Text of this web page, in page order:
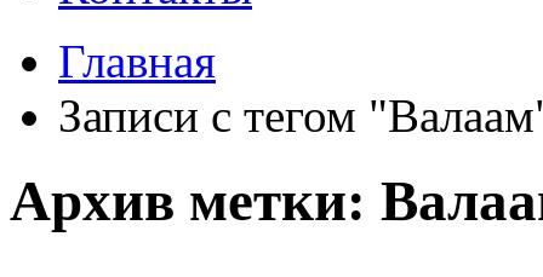
Главная
Записи с тегом
Архив метки: